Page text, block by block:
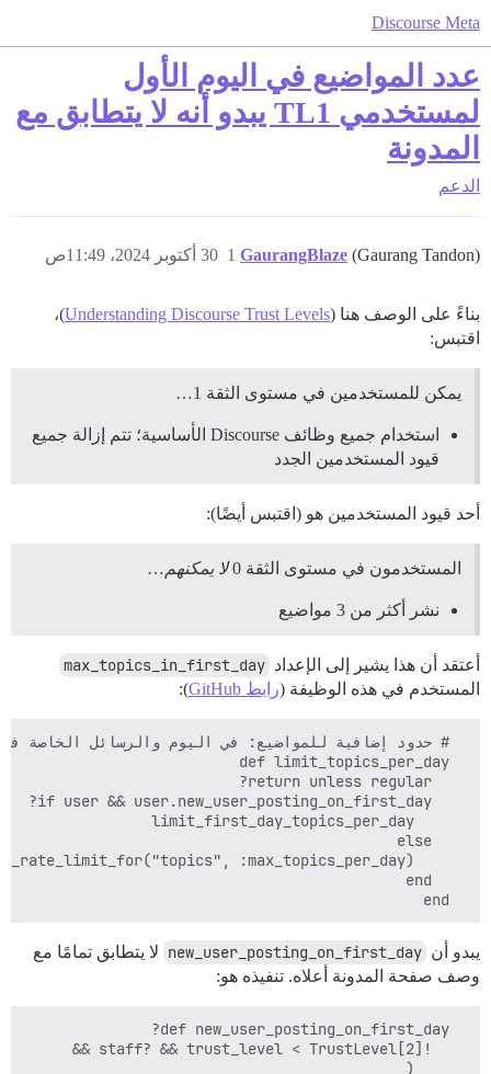
Discourse Meta
عدد المواضيع في اليوم الأول
لمستخدمي TL1 يبدو أنه لا يتطابق مع
المدونة
الدعم
GaurangBlaze (Gaurang Tandon) 30 أكتوبر 2024، 11:49ص 1
بناءً على الوصف هنا (Understanding Discourse Trust Levels)،
اقتبس:
يمكن للمستخدمين في مستوى الثقة 1…
استخدام جميع وظائف Discourse الأساسية؛ تتم إزالة جميع
قيود المستخدمين الجدد
أحد قيود المستخدمين هو (اقتبس أيضًا):
المستخدمون في مستوى الثقة 0 لا يمكنهم…
نشر أكثر من 3 مواضيع
أعتقد أن هذا يشير إلى الإعداد max_topics_in_first_day
المستخدم في هذه الوظيفة (رابط GitHub ):
يبدو أن new_user_posting_on_first_day لا يتطابق تمامًا مع
وصف صفحة المدونة أعلاه. تنفيذه هو: